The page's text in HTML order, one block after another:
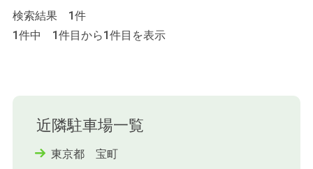
検索結果 1件
1件中 1件目から1件目を表示
近隣駐車場一覧
東京都 宝町